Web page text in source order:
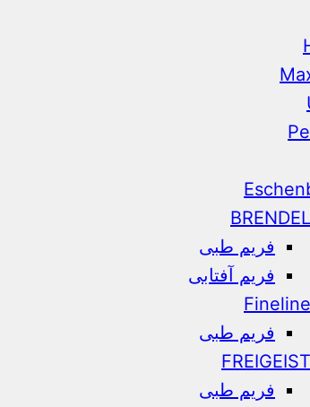
BRENDEL
فریم طبی
فریم آفتابی
Fineline
فریم طبی
FREIGEIST
فریم طبی